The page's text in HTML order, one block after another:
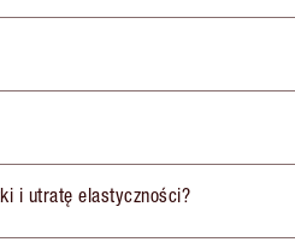
i utratę elastyczności?